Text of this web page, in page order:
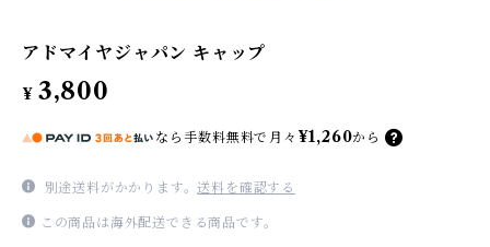
アドマイヤジャパン キャップ
¥ 3,800
なら 手数料無料で 月々 ¥1,260から
別途送料がかかります。送料を確認する
この商品は海外配送できる商品です。